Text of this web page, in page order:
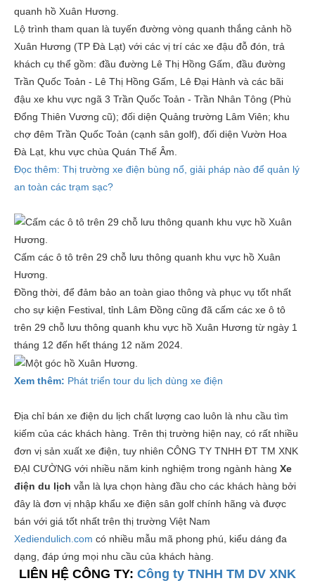
quanh hồ Xuân Hương.
Lộ trình tham quan là tuyến đường vòng quanh thắng cảnh hồ
Xuân Hương (TP Đà Lạt) với các vị trí các xe đậu đỗ đón, trả
khách cụ thể gồm: đầu đường Lê Thị Hồng Gấm, đầu đường
Trần Quốc Toản - Lê Thị Hồng Gấm, Lê Đại Hành và các bãi
đậu xe khu vực ngã 3 Trần Quốc Toản - Trần Nhân Tông (Phù
Đổng Thiên Vương cũ); đối diện Quảng trường Lâm Viên; khu
chợ đêm Trần Quốc Toản (cạnh sân golf), đối diện Vườn Hoa
Đà Lạt, khu vực chùa Quán Thế Âm.
Đọc thêm: Thị trường xe điện bùng nổ, giải pháp nào để quản lý
an toàn các trạm sạc?
Cấm các ô tô trên 29 chỗ lưu thông quanh khu vực hồ Xuân
Hương.
Đồng thời, để đảm bảo an toàn giao thông và phục vụ tốt nhất
cho sự kiện Festival, tỉnh Lâm Đồng cũng đã cấm các xe ô tô
trên 29 chỗ lưu thông quanh khu vực hồ Xuân Hương từ ngày 1
tháng 12 đến hết tháng 12 năm 2024.
Xem thêm: Phát triển tour du lịch dùng xe điện
Địa chỉ bán xe điện du lịch chất lượng cao luôn là nhu cầu tìm
kiếm của các khách hàng. Trên thị trường hiện nay, có rất nhiều
đơn vị sản xuất xe điện, tuy nhiên CÔNG TY TNHH ĐT TM XNK
ĐẠI CƯỜNG với nhiều năm kinh nghiệm trong ngành hàng Xe
điện du lịch vẫn là lựa chọn hàng đầu cho các khách hàng bởi
đây là đơn vị nhập khẩu xe điện sân golf chính hãng và được
bán với giá tốt nhất trên thị trường Việt Nam
Xediendulich.com có nhiều mẫu mã phong phú, kiểu dáng đa
dạng, đáp ứng mọi nhu cầu của khách hàng.
LIÊN HỆ CÔNG TY: Công ty TNHH TM DV XNK